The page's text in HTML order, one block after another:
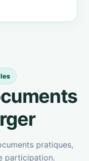
pratiques,
participation.